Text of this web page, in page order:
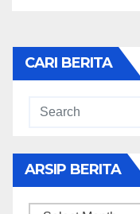
CARI BERITA
ARSIP BERITA